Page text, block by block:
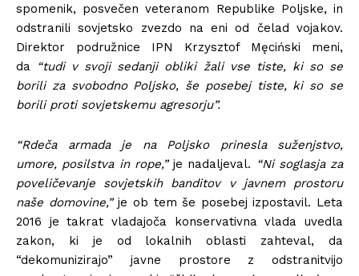
spomenik, posvečen veteranom Republike Poljske, in
odstranili sovjetsko zvezdo na eni od čelad vojakov.
Direktor podružnice IPN Krzysztof Męciński meni,
da “tudi v svoji sedanji obliki žali vse tiste, ki so se
borili za svobodno Poljsko, še posebej tiste, ki so se
borili proti sovjetskemu agresorju”.
“Rdeča armada je na Poljsko prinesla suženjstvo,
umore, posilstva in rope,”je nadaljeval. “Ni soglasja za
poveličevanje sovjetskih banditov v javnem prostoru
naše domovine,”je ob tem še posebej izpostavil. Leta
2016 je takrat vladajoča konservativna vlada uvedla
zakon, ki je od lokalnih oblasti zahteval, da
“dekomunizirajo” javne prostore z odstranitvijo